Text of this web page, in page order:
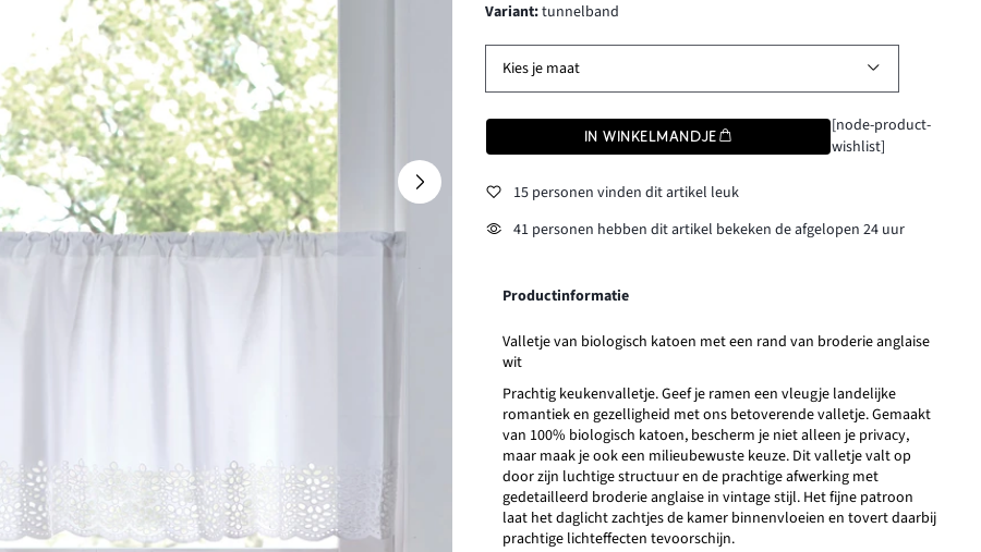
Variant:tunnelband
Kies je maat
IN WINKELMANDJE
[node-product-
wishlist]
15 personen vinden dit artikel leuk
41 personen hebben dit artikel bekeken de afgelopen 24 uur
Productinformatie
Valletje van biologisch katoen met een rand van broderie anglaise
wit
Prachtig keukenvalletje. Geef je ramen een vleugje landelijke
romantiek en gezelligheid met ons betoverende valletje. Gemaakt
van 100% biologisch katoen, bescherm je niet alleen je privacy,
maar maak je ook een milieubewuste keuze. Dit valletje valt op
door zijn luchtige structuur en de prachtige afwerking met
gedetailleerd broderie anglaise in vintage stijl. Het fijne patroon
laat het daglicht zachtjes de kamer binnenvloeien en tovert daarbij
prachtige lichteffecten tevoorschijn.